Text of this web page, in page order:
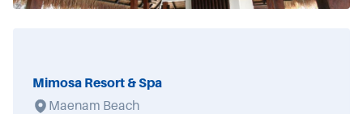
Mimosa Resort & Spa
Maenam Beach